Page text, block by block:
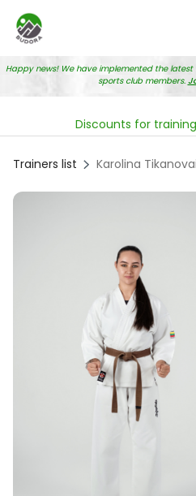
Happy news! We have implemented the
sports club members.
Discounts for
Trainers list Karolina